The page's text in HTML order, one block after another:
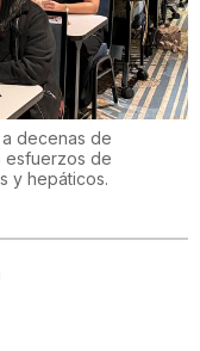
decenas de
esfuerzos de
y hepáticos.